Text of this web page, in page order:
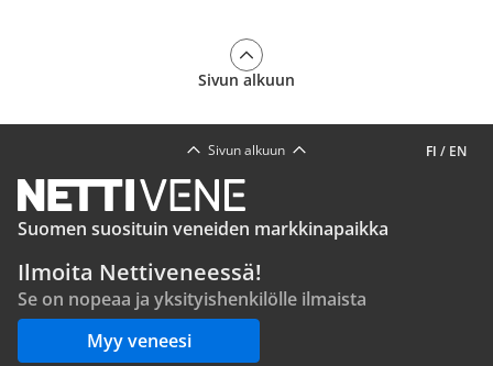
Sivun alkuun
FI / EN
Sivun alkuun
Suomen suosituin veneiden markkinapaikka
Ilmoita Nettiveneessä!
Se on nopeaa ja yksityishenkilölle ilmaista
Myy veneesi